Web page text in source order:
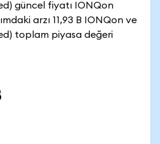
güncel fiyatı IONQon
arzı 11,93 B IONQon ve
toplam piyasa değeri